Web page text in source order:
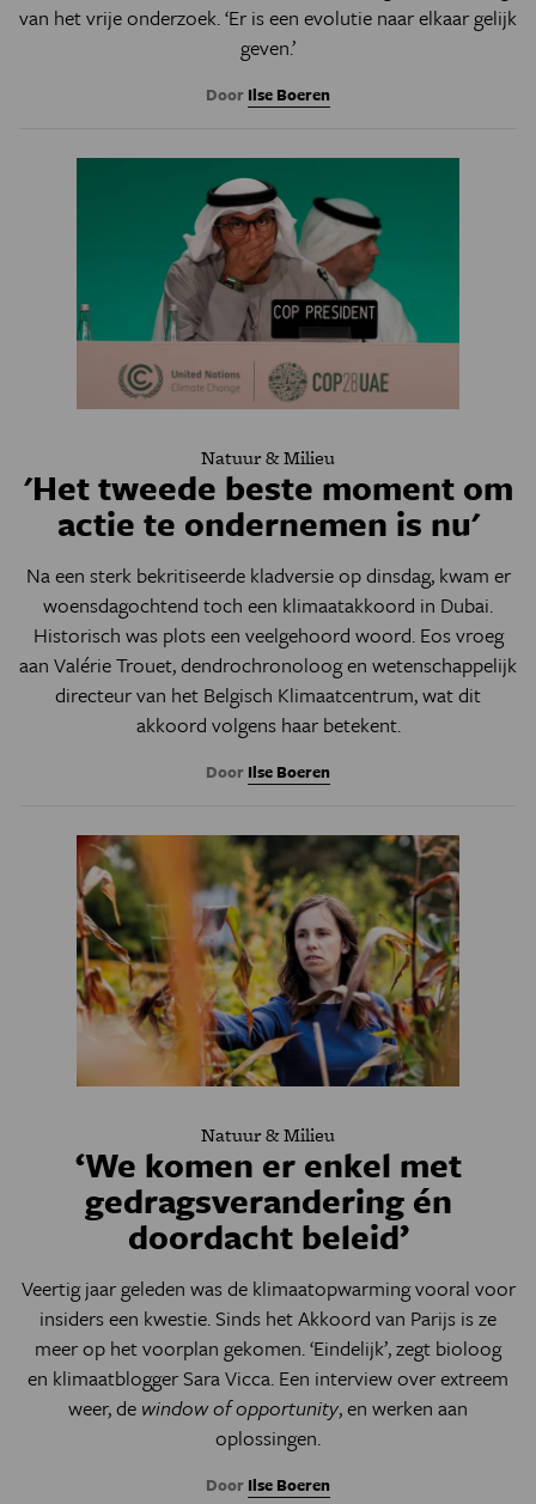
van het vrije onderzoek. ‘Er is een evolutie naar elkaar gelijk
geven.’
Door Ilse Boeren
Natuur & Milieu
'Het tweede beste moment om
actie te ondernemen is nu'
Na een sterk bekritiseerde kladversie op dinsdag, kwam er
woensdagochtend toch een klimaatakkoord in Dubai.
Historisch was plots een veelgehoord woord. Eos vroeg
aan Valérie Trouet, dendrochronoloog en wetenschappelijk
directeur van het Belgisch Klimaatcentrum, wat dit
akkoord volgens haar betekent.
Door Ilse Boeren
Natuur & Milieu
‘We komen er enkel met
gedragsverandering én
doordacht beleid’
Veertig jaar geleden was de klimaatopwarming vooral voor
insiders een kwestie. Sinds het Akkoord van Parijs is ze
meer op het voorplan gekomen. ‘Eindelijk’, zegt bioloog
en klimaatblogger Sara Vicca. Een interview over extreem
weer, de window of opportunity, en werken aan
oplossingen.
Door Ilse Boeren